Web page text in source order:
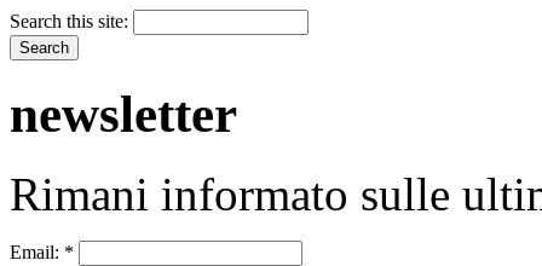
Search this site:
newsletter
Rimani informato sulle
Email: *